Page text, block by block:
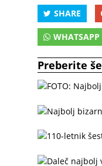
SHARE
WHATSAPP
Preberite še